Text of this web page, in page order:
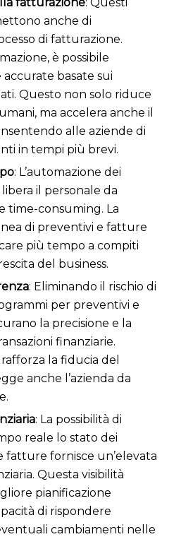
anche di
di fatturazione.
è possibile
basate sui
Questo non solo riduce
ma accelera anche il
alle aziende di
in tempi più brevi.
: L’automazione dei
il personale da
time-consuming. La
di preventivi e fatture
più tempo a compiti
del business.
: Eliminando il rischio di
per preventivi e
la precisione e la
finanziarie.
la fiducia del
anche l’azienda da
: La possibilità di
reale lo stato dei
fatture fornisce un’elevata
Questa visibilità
pianificazione
di rispondere
cambiamenti nelle